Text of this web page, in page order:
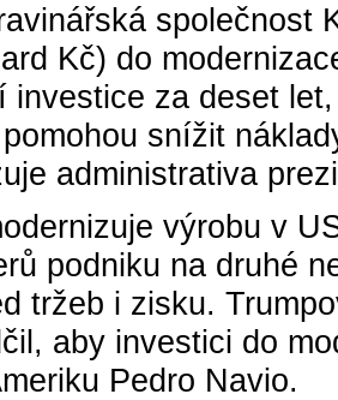
společnost
Kč) do
investice za deset
snížit
administrativa
výrobu v
podniku na druhé
tržeb i zisku.
aby investici do
Pedro Navio.